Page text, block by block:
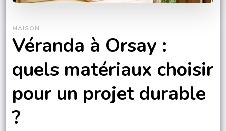
MAISON
Véranda à Orsay :
quels matériaux choisir
pour un projet durable
?